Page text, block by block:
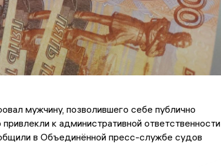
мужчину, позволившего себе публично
к административной ответственности
в Объединённой пресс-службе судов